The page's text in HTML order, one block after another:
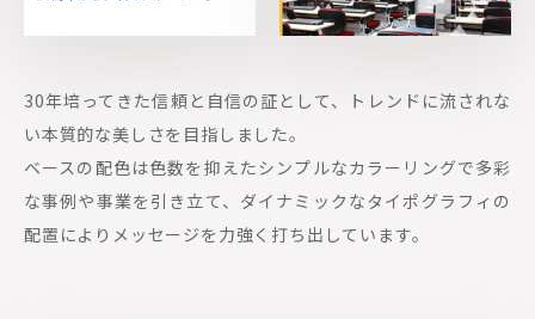
30年培ってきた信頼と自信の証として、トレンドに流されな
い本質的な美しさを目指しました。
ベースの配色は色数を抑えたシンプルなカラーリングで多彩
な事例や事業を引き立て、ダイナミックなタイポグラフィの
配置によりメッセージを力強く打ち出しています。